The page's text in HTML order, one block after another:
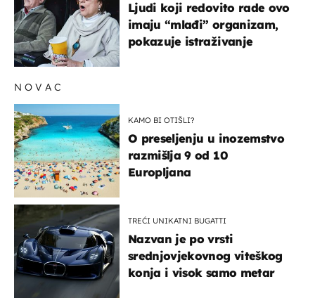
Ljudi koji redovito rade ovo
imaju “mlađi” organizam,
pokazuje istraživanje
NOVAC
KAMO BI OTIŠLI?
O preseljenju u inozemstvo
razmišlja 9 od 10
Europljana
TREĆI UNIKATNI BUGATTI
Nazvan je po vrsti
srednjovjekovnog viteškog
konja i visok samo metar